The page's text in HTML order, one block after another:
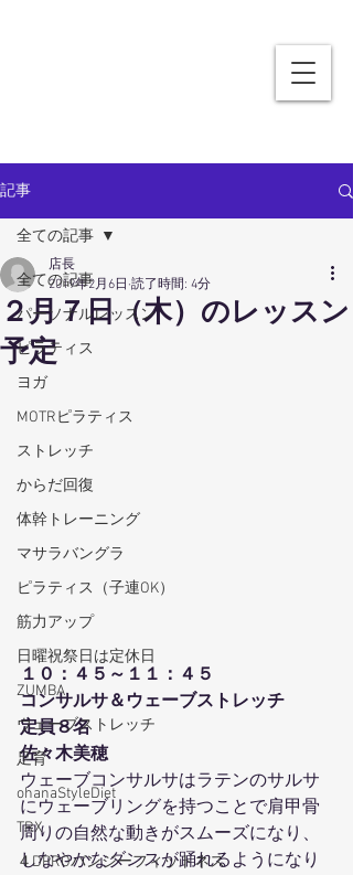
記事
全ての記事
パーソナルレッスン
ピラティス
ヨガ
MOTRピラティス
ストレッチ
からだ回復
体幹トレーニング
マサラバングラ
ピラティス（子連OK）
筋力アップ
日曜祝祭日は定休日
ZUMBA
ウェーブストレッチ
足育
ohanaStyleDiet
TRX
４DPROバンジーフィットネス
全ての記事
２月７日（木）のレッスン
予定
店長
2019年2月6日 読了時間: 4分
１０：４５～１１：４５
コンサルサ＆ウェーブストレッチ
定員８名
佐々木美穂
ウェーブコンサルサはラテンのサルサ
にウェーブリングを持つことで肩甲骨
周りの自然な動きがスムーズになり、
しなやかなダンスが踊れるようになり